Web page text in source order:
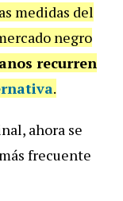
medidas del
negro
recurren
.
ahora se
frecuente